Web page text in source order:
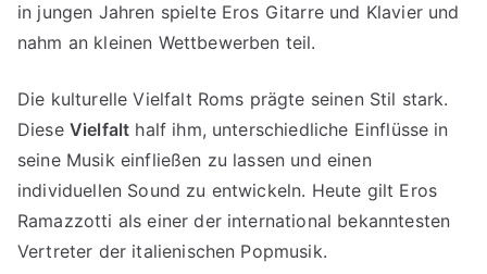
in jungen Jahren spielte Eros Gitarre und Klavier und
nahm an kleinen Wettbewerben teil.
Die kulturelle Vielfalt Roms prägte seinen Stil stark.
Diese Vielfalt half ihm, unterschiedliche Einflüsse in
seine Musik einfließen zu lassen und einen
individuellen Sound zu entwickeln. Heute gilt Eros
Ramazzotti als einer der international bekanntesten
Vertreter der italienischen Popmusik.